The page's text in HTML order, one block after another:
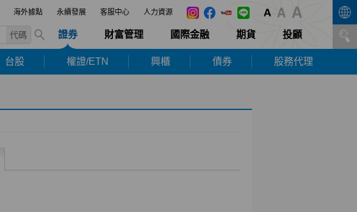
海外據點 永續發展 客服中心 人力資源
代碼 證券 財富管理 國際金融 期貨 投顧
台股 權證/ETN 興櫃 債券 股務代理